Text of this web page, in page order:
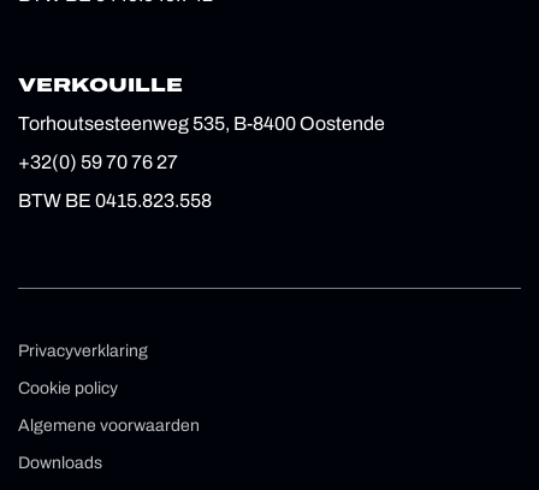
VERKOUILLE
Torhoutsesteenweg 535, B-8400 Oostende
+32(0) 59 70 76 27
BTW BE 0415.823.558
Privacyverklaring
Cookie policy
Algemene voorwaarden
Downloads